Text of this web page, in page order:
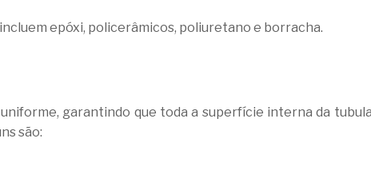
epóxi, policerâmicos, poliuretano e borracha.
garantindo que toda a superfície interna da
são: